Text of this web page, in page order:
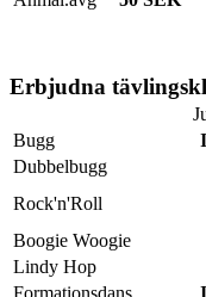
Erbjudna
Bugg
Dubbelbugg
Rock'n'Roll
Boogie Woogie
Lindy Hop
Formationsdans